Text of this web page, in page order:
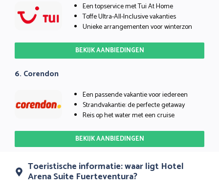
Een topservice met Tui At Home
Toffe Ultra-All-Inclusive vakanties
Unieke arrangementen voor winterzon
BEKIJK AANBIEDINGEN
6. Corendon
Een passende vakantie voor iedereen
Strandvakantie: de perfecte getaway
Reis op het water met een cruise
BEKIJK AANBIEDINGEN
Toeristische informatie: waar ligt Hotel
Arena Suite Fuerteventura?